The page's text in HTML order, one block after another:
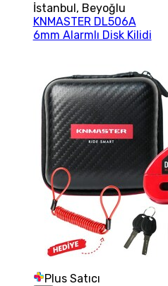
İstanbul, Beyoğlu
KNMASTER DL506A
6mm Alarmlı Disk Kilidi
Plus Satıcı